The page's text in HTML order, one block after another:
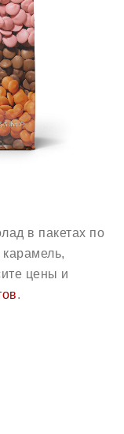
в пакетах по
карамель,
цены и
.